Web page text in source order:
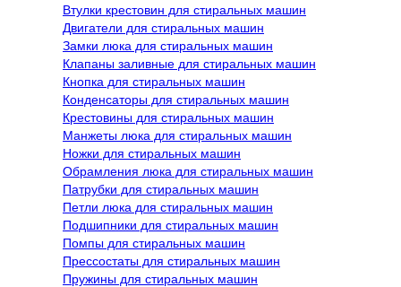
Втулки крестовин для стиральных машин
Двигатели для стиральных машин
Замки люка для стиральных машин
Клапаны заливные для стиральных машин
Кнопка для стиральных машин
Конденсаторы для стиральных машин
Крестовины для стиральных машин
Манжеты люка для стиральных машин
Ножки для стиральных машин
Обрамления люка для стиральных машин
Патрубки для стиральных машин
Петли люка для стиральных машин
Подшипники для стиральных машин
Помпы для стиральных машин
Прессостаты для стиральных машин
Пружины для стиральных машин